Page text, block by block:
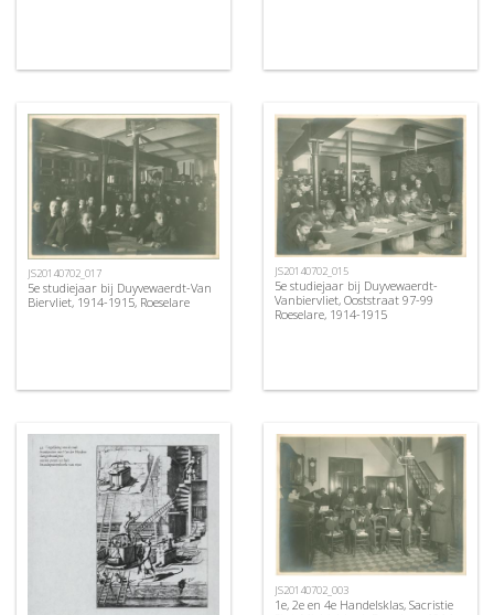
JS20140702_017
5e studiejaar bij Duyvewaerdt-Van
Biervliet, 1914-1915, Roeselare
JS20140702_015
5e studiejaar bij Duyvewaerdt-
Vanbiervliet, Ooststraat 97-99
Roeselare, 1914-1915
JS20140702_003
1e, 2e en 4e Handelsklas, Sacristie